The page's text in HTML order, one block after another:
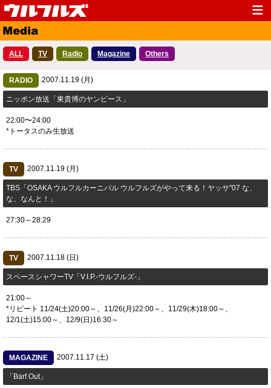
Top
Media Live
Profile
Fanclub
Contact
ALL TV Radio Magazine Others
RADIO 2007.11.19 (月)
ニッポン放送「東貴博のヤンピース」
22:00〜24:00
*トータスのみ生放送
TV 2007.11.19 (月)
TBS「OSAKA ウルフルカーニバル ウルフルズがやって来る！ヤッサ''07 な、
な、なんと！」
27:30～28:29
TV 2007.11.18 (日)
スペースシャワーTV「V.I.P.-ウルフルズ-」
21:00～
*リピート 11/24(土)20:00～、11/26(月)22:00～、11/29(木)18:00～、
12/1(土)15:00～、12/9(日)16:30～
MAGAZINE 2007.11.17 (土)
「Barf Out」